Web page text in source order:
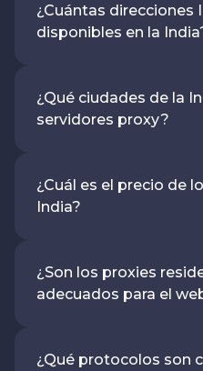
¿Cuántas direcciones
disponibles en la
¿Qué ciudades de la
servidores proxy?
¿Cuál es el precio de
India?
¿Son los proxies
adecuados para el
¿Qué protocolos son